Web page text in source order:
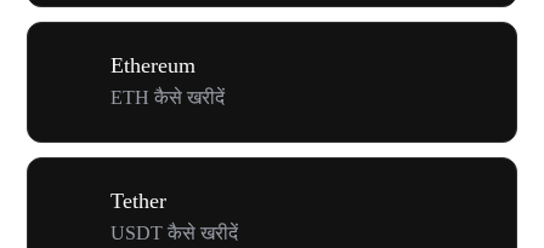
Ethereum
ETH कैसे खरीदें
Tether
USDT कैसे खरीदें